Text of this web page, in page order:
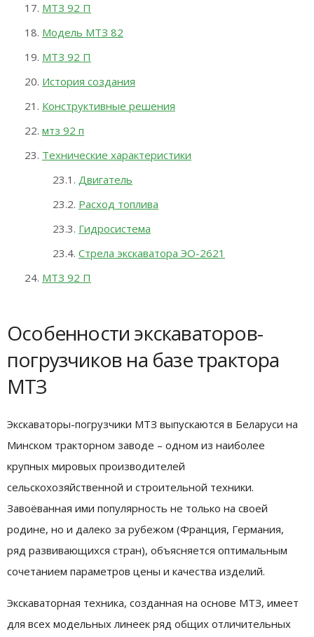
МТЗ 92 П
Модель МТЗ 82
МТЗ 92 П
История создания
Конструктивные решения
мтз 92 п
Технические характеристики
Двигатель
Расход топлива
Гидросистема
Стрела экскаватора ЭО-2621
МТЗ 92 П
Особенности экскаваторов-
погрузчиков на базе трактора
МТЗ
Экскаваторы-погрузчики МТЗ выпускаются в Беларуси на
Минском тракторном заводе – одном из наиболее
крупных мировых производителей
сельскохозяйственной и строительной техники.
Завоёванная ими популярность не только на своей
родине, но и далеко за рубежом (Франция, Германия,
ряд развивающихся стран), объясняется оптимальным
сочетанием параметров цены и качества изделий.
Экскаваторная техника, созданная на основе МТЗ, имеет
для всех модельных линеек ряд общих отличительных